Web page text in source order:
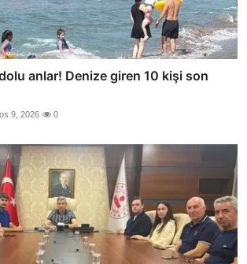
anlar! Denize giren 10 kişi son
9, 2026 0